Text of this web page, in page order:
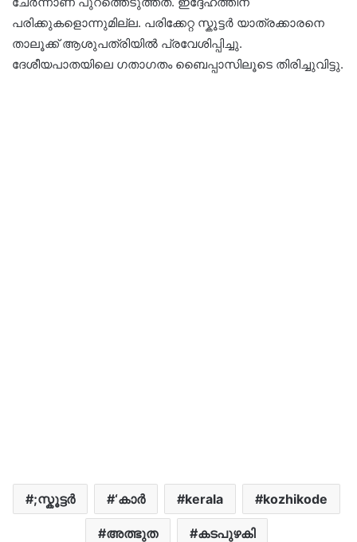
പരിക്കുകളൊന്നുമില്ല. പരിക്കേറ്റ സ്കൂട്ടർ യാത്രക്കാരനെ
താലൂക്ക് ആശുപത്രിയിൽ പ്രവേശിപ്പിച്ചു.
ദേശീയപാതയിലെ ​ഗതാ​ഗതം ബെെപ്പാസിലൂടെ തിരിച്ചുവിട്ടു.
;സ്കൂട്ടർ ‘കാർ kerala kozhikode
അത്ഭുത കടപുഴകി